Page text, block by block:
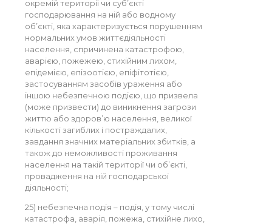
окремій території чи суб’єкті
господарювання на ній або водному
об’єкті, яка характеризується порушенням
нормальних умов життєдіяльності
населення, спричинена катастрофою,
аварією, пожежею, стихійним лихом,
епідемією, епізоотією, епіфітотією,
застосуванням засобів ураження або
іншою небезпечною подією, що призвела
(може призвести) до виникнення загрози
життю або здоров’ю населення, великої
кількості загиблих і постраждалих,
завдання значних матеріальних збитків, а
також до неможливості проживання
населення на такій території чи об’єкті,
провадження на ній господарської
діяльності;
25) небезпечна подія – подія, у тому числі
катастрофа, аварія, пожежа, стихійне лихо,